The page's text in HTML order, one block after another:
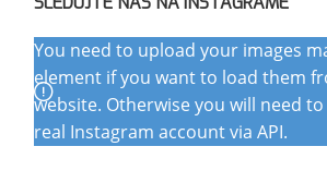
You need to upload your images
element if you want to load them
website. Otherwise you will need
real Instagram account via API.